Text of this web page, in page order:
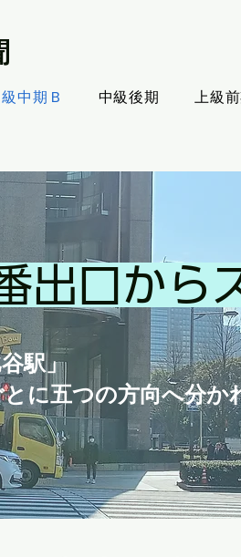
中期Ｂ 中級後期 上級
口から
駅」
に五つの方向へ分か